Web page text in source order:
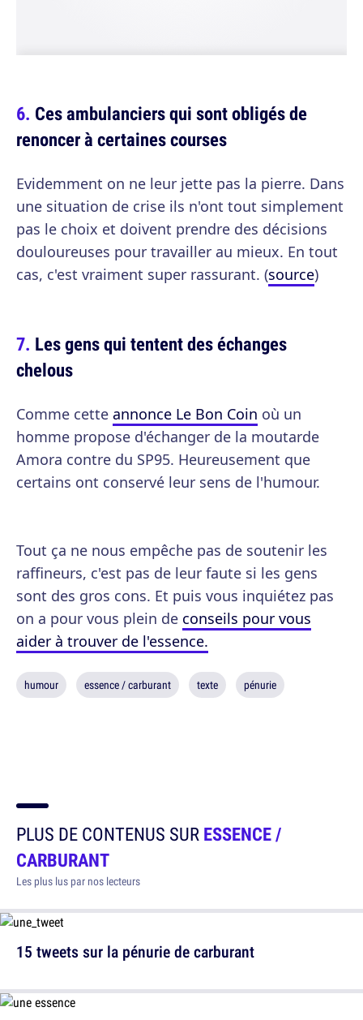
Ces ambulanciers qui sont obligés de
renoncer à certaines courses
Evidemment on ne leur jette pas la pierre. Dans
une situation de crise ils n'ont tout simplement
pas le choix et doivent prendre des décisions
douloureuses pour travailler au mieux. En tout
cas, c'est vraiment super rassurant. (source)
Les gens qui tentent des échanges
chelous
Comme cette annonce Le Bon Coin où un
homme propose d'échanger de la moutarde
Amora contre du SP95. Heureusement que
certains ont conservé leur sens de l'humour.
Tout ça ne nous empêche pas de soutenir les
raffineurs, c'est pas de leur faute si les gens
sont des gros cons. Et puis vous inquiétez pas
on a pour vous plein de conseils pour vous
aider à trouver de l'essence.
humour essence / carburant texte pénurie
PLUS DE CONTENUS SURESSENCE /
CARBURANT
Les plus lus par nos lecteurs
15 tweets sur la pénurie de carburant